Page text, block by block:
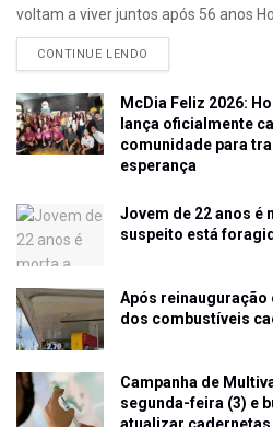
voltam a viver juntos após 56 anos
CONTINUE LENDO
McDia Feliz 2026:
lança oficialmente
comunidade para
esperança
Jovem de 22 anos é
suspeito está
Após
dos combustíveis
Campanha de
segunda-feira (3) e